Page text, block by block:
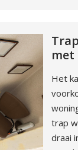
Het
trap
draai